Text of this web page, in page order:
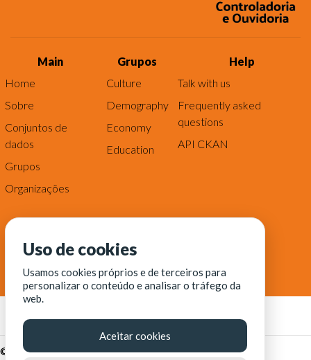
Main
Home
Sobre
Conjuntos de
dados
Grupos
Organizações
Grupos
Culture
Demography
Economy
Education
Help
Talk with us
Frequently asked
questions
API CKAN
© Fortaleza Digital || CITINOVA - Fundação de Ciência,
Uso de cookies
Usamos cookies próprios e de terceiros para
personalizar o conteúdo e analisar o tráfego da
web.
Aceitar cookies